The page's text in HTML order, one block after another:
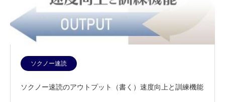
ソクノー速読
ソクノー速読のアウトプット（書く）速度向上と訓練機能